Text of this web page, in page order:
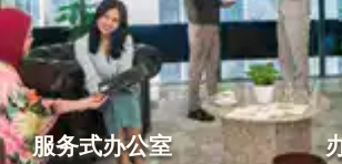
服务式办公室